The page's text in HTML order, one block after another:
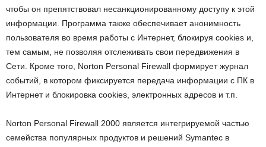
чтобы он препятствовал несанкционированному доступу к этой
информации. Программа также обеспечивает анонимность
пользователя во время работы с Интернет, блокируя cookies и,
тем самым, не позволяя отслеживать свои передвижения в
Сети. Кроме того, Norton Personal Firewall формирует журнал
событий, в котором фиксируется передача информации с ПК в
Интернет и блокировка cookies, электронных адресов и т.п.
Norton Personal Firewall 2000 является интегрируемой частью
семейства популярных продуктов и решений Symantec в